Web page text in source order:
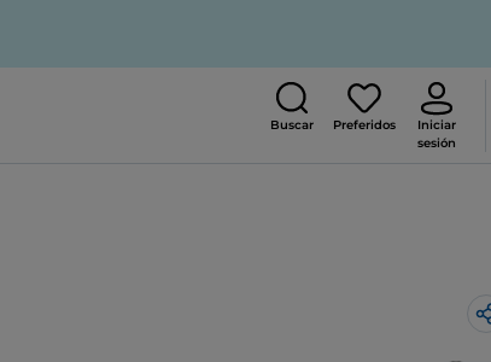
Buscar Preferidos
Iniciar
sesión